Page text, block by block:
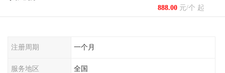
888.00元/个 起
注册周期 一个月
服务地区 全国